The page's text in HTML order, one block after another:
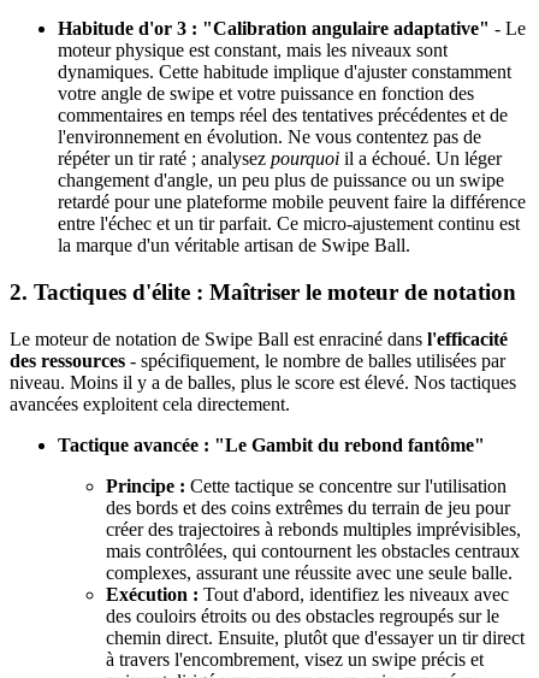
Habitude d'or 3 : "Calibration angulaire adaptative" - Le
moteur physique est constant, mais les niveaux sont
dynamiques. Cette habitude implique d'ajuster constamment
votre angle de swipe et votre puissance en fonction des
commentaires en temps réel des tentatives précédentes et de
l'environnement en évolution. Ne vous contentez pas de
répéter un tir raté ; analysez pourquoi il a échoué. Un léger
changement d'angle, un peu plus de puissance ou un swipe
retardé pour une plateforme mobile peuvent faire la différence
entre l'échec et un tir parfait. Ce micro-ajustement continu est
la marque d'un véritable artisan de Swipe Ball.
2. Tactiques d'élite : Maîtriser le moteur de notation
Le moteur de notation de Swipe Ball est enraciné dans l'efficacité
des ressources - spécifiquement, le nombre de balles utilisées par
niveau. Moins il y a de balles, plus le score est élevé. Nos tactiques
avancées exploitent cela directement.
Tactique avancée : "Le Gambit du rebond fantôme"
Principe : Cette tactique se concentre sur l'utilisation
des bords et des coins extrêmes du terrain de jeu pour
créer des trajectoires à rebonds multiples imprévisibles,
mais contrôlées, qui contournent les obstacles centraux
complexes, assurant une réussite avec une seule balle.
Exécution : Tout d'abord, identifiez les niveaux avec
des couloirs étroits ou des obstacles regroupés sur le
chemin direct. Ensuite, plutôt que d'essayer un tir direct
à travers l'encombrement, visez un swipe précis et